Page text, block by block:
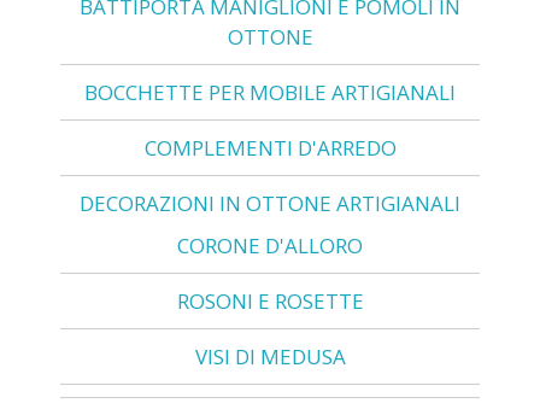
BATTIPORTA MANIGLIONI E POMOLI IN
OTTONE
BOCCHETTE PER MOBILE ARTIGIANALI
COMPLEMENTI D'ARREDO
DECORAZIONI IN OTTONE ARTIGIANALI
CORONE D'ALLORO
ROSONI E ROSETTE
VISI DI MEDUSA